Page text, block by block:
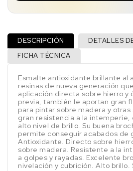
DESCRIPCIÓN
DETALLES
FICHA TÉCNICA
Esmalte antioxidante brillante al
resinas de nueva generación
aplicación directa sobre hierro y
previa, también le aportan gran
para pintar sobre madera y
gran resistencia a la intemperie,
alto nivel de brillo. Su buena
permite conseguir acabados de
Antioxidante. Directo sobre
sobre madera. Resistente a la
a golpes y rayadas. Excelente
nivelación y cubrición. Alto brillo.